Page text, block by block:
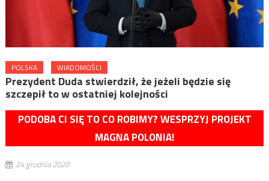
POLSKA WIADOMOŚCI
Prezydent Duda stwierdził, że jeżeli będzie się
szczepił to w ostatniej kolejności
PODOBA CI SIĘ TO CO ROBIMY? WESPRZYJ PROJEKT
MAGNA POLONIA!
24 grudnia 2020